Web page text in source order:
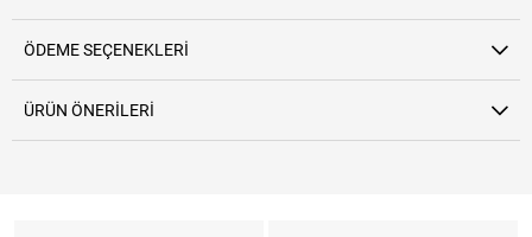
ÖDEME SEÇENEKLERI
ÜRÜN ÖNERILERI